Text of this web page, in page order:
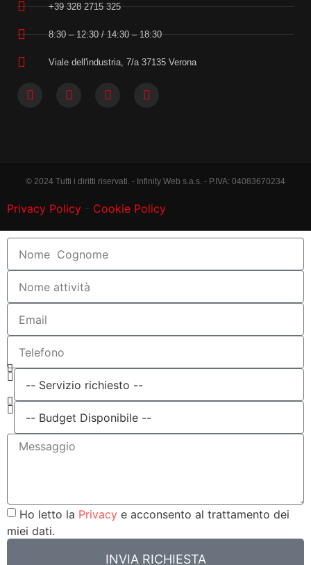
+39 328 2715 325
8:30 – 12:30 / 14:30 – 18:30
Viale dell'industria, 7/a 37135 Verona
© 2024 Tutti i diritti riservati. - Infinity Web s.a.s. - P.IVA: 04083670234
Privacy Policy - Cookie Policy
Ho letto la Privacy e acconsento al trattamento dei
miei dati.
INVIA RICHIESTA